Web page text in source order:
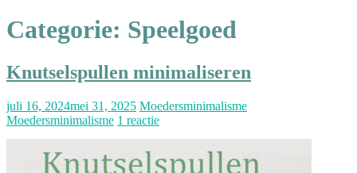
Categorie: Speelgoed
Knutselspullen minimaliseren
juli 16, 2024mei 31, 2025 Moedersminimalisme
Moedersminimalisme 1 reactie